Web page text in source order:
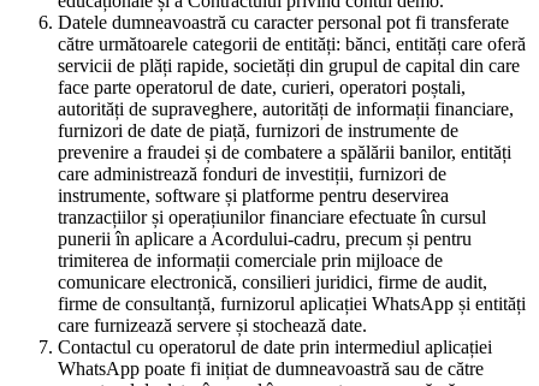
Datele dumneavoastră cu caracter personal pot fi transferate
către următoarele categorii de entități: bănci, entități care oferă
servicii de plăți rapide, societăți din grupul de capital din care
face parte operatorul de date, curieri, operatori poștali,
autorități de supraveghere, autorități de informații financiare,
furnizori de date de piață, furnizori de instrumente de
prevenire a fraudei și de combatere a spălării banilor, entități
care administrează fonduri de investiții, furnizori de
instrumente, software și platforme pentru deservirea
tranzacțiilor și operațiunilor financiare efectuate în cursul
punerii în aplicare a Acordului-cadru, precum și pentru
trimiterea de informații comerciale prin mijloace de
comunicare electronică, consilieri juridici, firme de audit,
firme de consultanță, furnizorul aplicației WhatsApp și entități
care furnizează servere și stochează date.
Contactul cu operatorul de date prin intermediul aplicației
WhatsApp poate fi inițiat de dumneavoastră sau de către